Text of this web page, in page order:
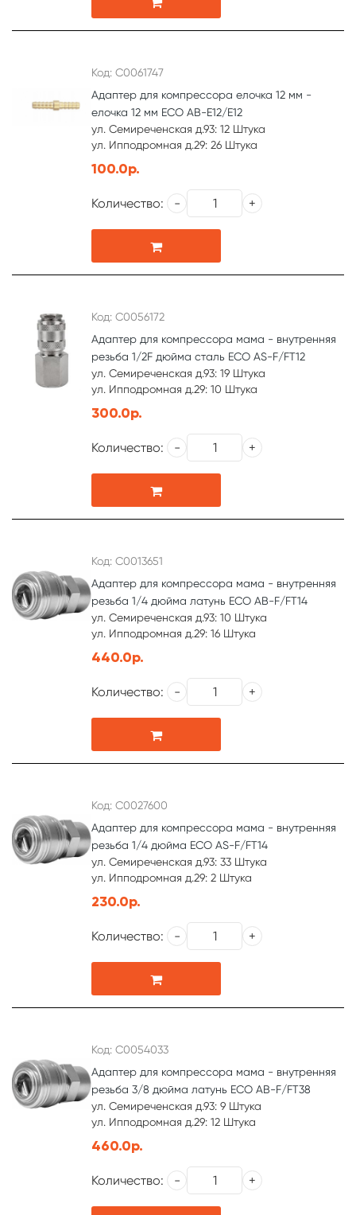
Код: С0061747
Адаптер для компрессора елочка 12 мм -
елочка 12 мм ЕСО AB-E12/E12
ул. Семиреченская д.93: 12 Штука
ул. Ипподромная д.29: 26 Штука
100.0р.
Количество:
Код: С0056172
Адаптер для компрессора мама - внутренняя
резьба 1/2F дюйма сталь ЕСО AS-F/FT12
ул. Семиреченская д.93: 19 Штука
ул. Ипподромная д.29: 10 Штука
300.0р.
Количество:
Код: С0013651
Адаптер для компрессора мама - внутренняя
резьба 1/4 дюйма латунь ECO AB-F/FT14
ул. Семиреченская д.93: 10 Штука
ул. Ипподромная д.29: 16 Штука
440.0р.
Количество:
Код: С0027600
Адаптер для компрессора мама - внутренняя
резьба 1/4 дюйма ECO AS-F/FT14
ул. Семиреченская д.93: 33 Штука
ул. Ипподромная д.29: 2 Штука
230.0р.
Количество:
Код: С0054033
Адаптер для компрессора мама - внутренняя
резьба 3/8 дюйма латунь ECO AB-F/FT38
ул. Семиреченская д.93: 9 Штука
ул. Ипподромная д.29: 12 Штука
460.0р.
Количество: